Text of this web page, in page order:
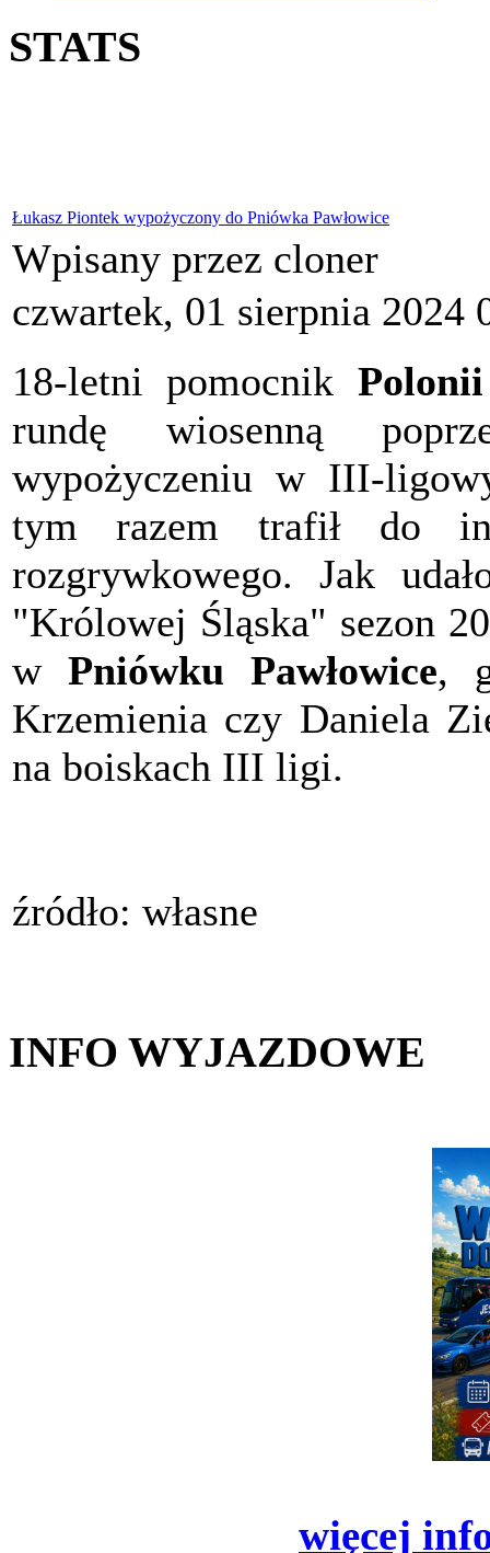
STATS
Łukasz Piontek wypożyczony do Pniówka Pawłowice
Wpisany przez cloner
czwartek, 01 sierpnia 2024
18-letni pomocnik
rundę wiosenną
wypożyczeniu w III-
tym razem trafił do
rozgrywkowego. Jak
"Królowej Śląska" sezon
wPniówku Pawłowice,
Krzemienia czy Daniela
na boiskach III ligi.
źródło: własne
INFO WYJAZDOWE
więcej